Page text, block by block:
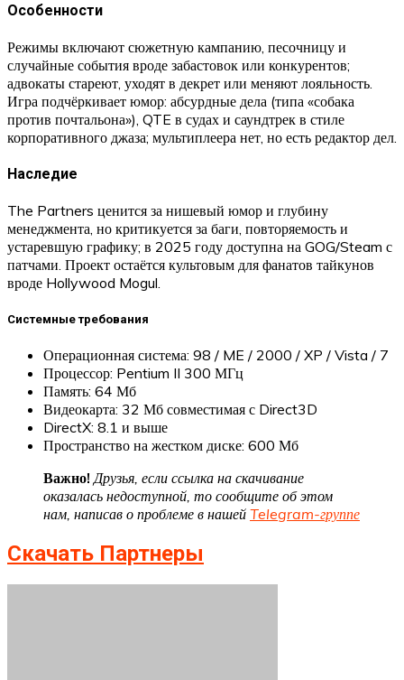
Особенности
Режимы включают сюжетную кампанию, песочницу и
случайные события вроде забастовок или конкурентов;
адвокаты стареют, уходят в декрет или меняют лояльность.
Игра подчёркивает юмор: абсурдные дела (типа «собака
против почтальона»), QTE в судах и саундтрек в стиле
корпоративного джаза; мультиплеера нет, но есть редактор дел.
Наследие
The Partners ценится за нишевый юмор и глубину
менеджмента, но критикуется за баги, повторяемость и
устаревшую графику; в 2025 году доступна на GOG/Steam с
патчами. Проект остаётся культовым для фанатов тайкунов
вроде Hollywood Mogul.
Системные требования
Операционная система: 98 / ME / 2000 / XP / Vista / 7
Процессор: Pentium II 300 МГц
Память: 64 Мб
Видеокарта: 32 Мб совместимая с Direct3D
DirectX: 8.1 и выше
Пространство на жестком диске: 600 Мб
Важно! Друзья, если ссылка на скачивание
оказалась недоступной, то сообщите об этом
нам, написав о проблеме в нашей Telegram-группе
Скачать Партнеры